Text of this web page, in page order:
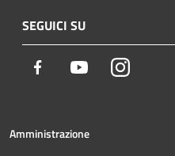
SEGUICI SU
Facebook YoutubeInstagram
Amministrazione